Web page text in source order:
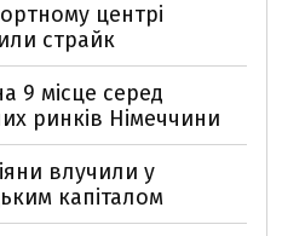
центрі
страйк
9 місце серед
ринків Німеччини
влучили у
капіталом